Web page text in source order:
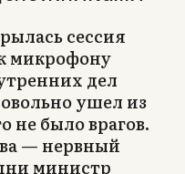
сессия
микрофону
дел
ушел из
не было врагов.
— нервный
министр